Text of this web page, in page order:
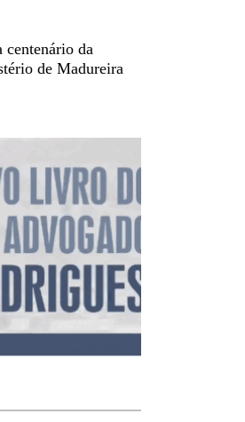
centenário da
de Madureira